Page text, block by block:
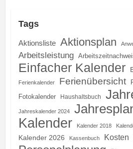
Tags
Aktionsliste Aktionsplan
Arbeitsleistung
Einfacher Kalender
Ferienkalender Ferienübersicht
Fotokalender Haushaltsbuch
Jahreskalender 2024
Kalender Kalender 2018
Kalender 2026 Kassenbuch Kosten